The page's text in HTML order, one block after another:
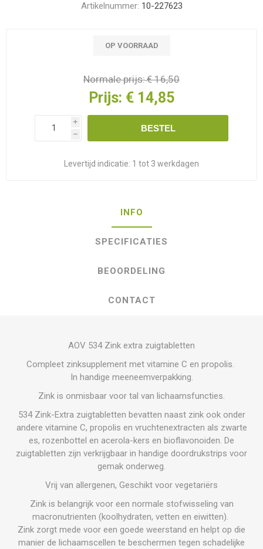
Artikelnummer: 10-227623
OP VOORRAAD
Normale prijs:€ 16,50
Prijs: € 14,85
i
h
BESTEL
Levertijd indicatie: 1 tot 3 werkdagen
INFO
SPECIFICATIES
BEOORDELING
CONTACT
AOV 534 Zink extra zuigtabletten
Compleet zinksupplement met vitamine C en propolis.
In handige meeneemverpakking.
Zink is onmisbaar voor tal van lichaamsfuncties.
534 Zink-Extra zuigtabletten bevatten naast zink ook onder
andere vitamine C, propolis en vruchtenextracten als zwarte
es, rozenbottel en acerola-kers en bioflavonoiden. De
zuigtabletten zijn verkrijgbaar in handige doordrukstrips voor
gemak onderweg.
Vrij van allergenen, Geschikt voor vegetariërs
Zink is belangrijk voor een normale stofwisseling van
macronutrienten (koolhydraten, vetten en eiwitten).
Zink zorgt mede voor een goede weerstand en helpt op die
manier de lichaamscellen te beschermen tegen schadelijke